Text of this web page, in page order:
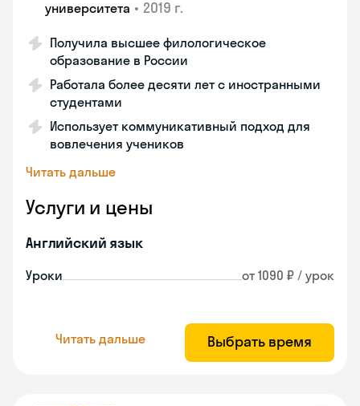
университета • 2019 г.
Получила высшее филологическое
образование в России
Работала более десяти лет с иностранными
студентами
Использует коммуникативный подход для
вовлечения учеников
Читать дальше
Услуги и цены
Английский язык
Уроки от 1090 ₽ / урок
Читать дальше Выбрать время